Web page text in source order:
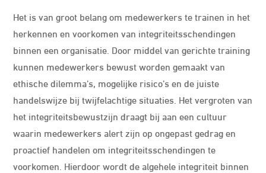
Het is van groot belang om medewerkers te trainen in het
herkennen en voorkomen van integriteitsschendingen
binnen een organisatie. Door middel van gerichte training
kunnen medewerkers bewust worden gemaakt van
ethische dilemma’s, mogelijke risico’s en de juiste
handelswijze bij twijfelachtige situaties. Het vergroten van
het integriteitsbewustzijn draagt bij aan een cultuur
waarin medewerkers alert zijn op ongepast gedrag en
proactief handelen om integriteitsschendingen te
voorkomen. Hierdoor wordt de algehele integriteit binnen